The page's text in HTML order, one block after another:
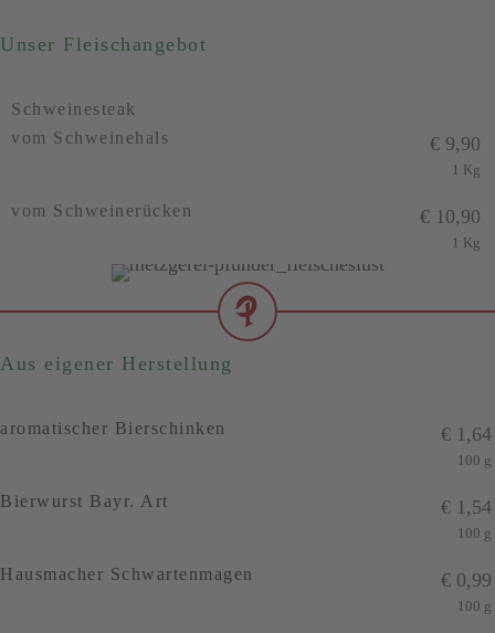
Unser Fleischangebot
Schweinesteak
vom Schweinehals
€ 9,90
1 Kg
vom Schweinerücken € 10,90
1 Kg
Aus eigener Herstellung
aromatischer Bierschinken € 1,64
100 g
Bierwurst Bayr. Art € 1,54
100 g
Hausmacher Schwartenmagen € 0,99
100 g